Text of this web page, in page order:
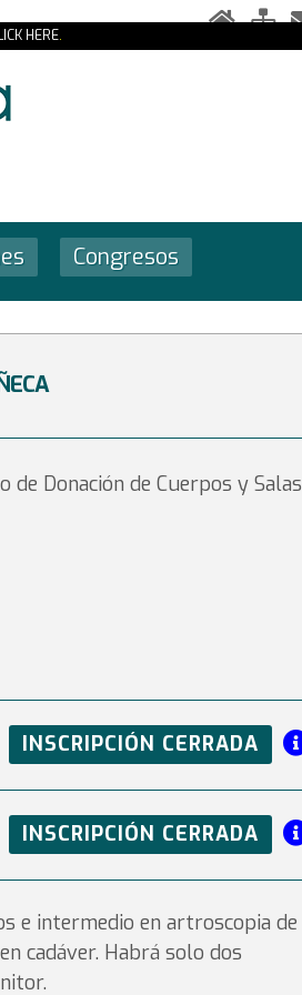
Congresos
Donación de Cuerpos y Salas
INSCRIPCIÓN CERRADA
INSCRIPCIÓN CERRADA
e intermedio en artroscopia de
cadáver. Habrá solo dos
HERE.